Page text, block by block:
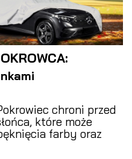
chroni przed
które może
farby oraz